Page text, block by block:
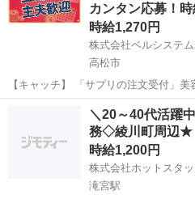
カンタン応募！
時給1,270円
株式会社ベルシステ
高松市
【キャッチ】 「サプリの注文受付」
OK！高時給！週3日～OK！服装自由！車通勤OK 【コ
ステム24ではWワークや扶養内勤務、
ご紹介可能！ お給料は前払...
電話対応
＼20～40代活躍
務◇綾川町周辺★
時給1,200円
株式会社ホットスタ
滝宮駅